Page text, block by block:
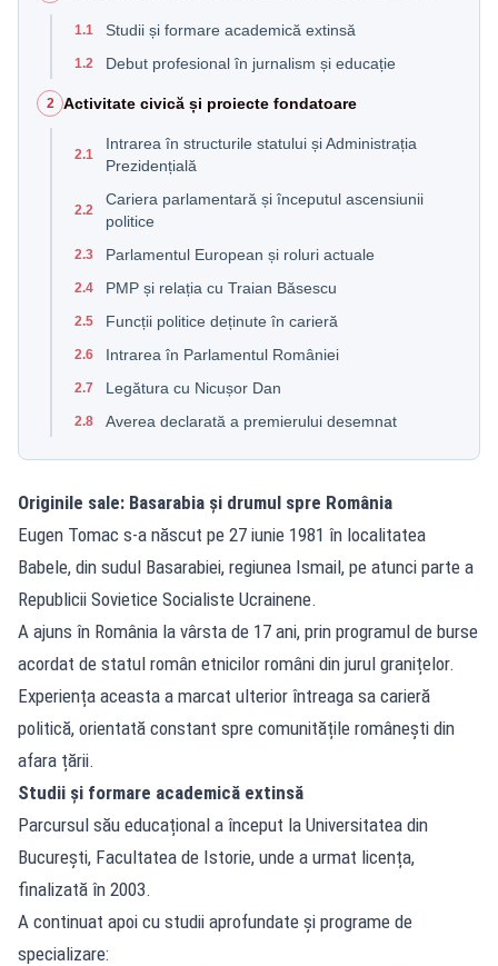
1.1 Studii și formare academică extinsă
1.2 Debut profesional în jurnalism și educație
2 Activitate civică și proiecte fondatoare
2.1
Intrarea în structurile statului și Administrația
Prezidențială
2.2
Cariera parlamentară și începutul ascensiunii
politice
2.3 Parlamentul European și roluri actuale
2.4 PMP și relația cu Traian Băsescu
2.5 Funcții politice deținute în carieră
2.6 Intrarea în Parlamentul României
2.7 Legătura cu Nicușor Dan
2.8 Averea declarată a premierului desemnat
Originile sale: Basarabia și drumul spre România
Eugen Tomac s-a născut pe 27 iunie 1981 în localitatea
Babele, din sudul Basarabiei, regiunea Ismail, pe atunci parte a
Republicii Sovietice Socialiste Ucrainene.
A ajuns în România la vârsta de 17 ani, prin programul de burse
acordat de statul român etnicilor români din jurul granițelor.
Experiența aceasta a marcat ulterior întreaga sa carieră
politică, orientată constant spre comunitățile românești din
afara țării.
Studii și formare academică extinsă
Parcursul său educațional a început la Universitatea din
București, Facultatea de Istorie, unde a urmat licența,
finalizată în 2003.
A continuat apoi cu studii aprofundate și programe de
specializare: